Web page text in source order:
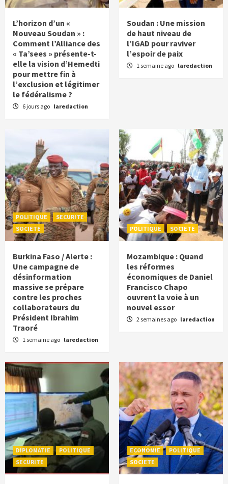
L’horizon d’un «
Nouveau Soudan » :
Comment l’Alliance des
« Ta’sees » présente-t-
elle la vision d’Hemedti
pour mettre fin à
l’exclusion et légitimer
le fédéralisme ?
6 jours ago laredaction
Soudan : Une mission
de haut niveau de
l’IGAD pour raviver
l’espoir de paix
1 semaine ago laredaction
POLITIQUE
SECURITE
SOCIETE
Burkina Faso / Alerte :
Une campagne de
désinformation
massive se prépare
contre les proches
collaborateurs du
Président Ibrahim
Traoré
1 semaine ago laredaction
POLITIQUE SOCIETE
Mozambique : Quand
les réformes
économiques de Daniel
Francisco Chapo
ouvrent la voie à un
nouvel essor
2 semaines ago laredaction
DIPLOMATIE
POLITIQUE
SECURITE
ECONOMIE
POLITIQUE
SOCIETE